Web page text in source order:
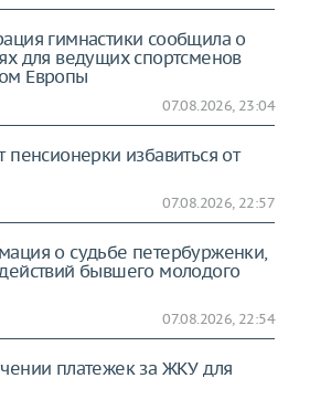
гимнастики сообщила о
для ведущих спортсменов
Европы
07.08.2026, 23:04
пенсионерки избавиться от
07.08.2026, 22:57
о судьбе петербурженки,
бывшего молодого
07.08.2026, 22:54
платежек за ЖКУ для